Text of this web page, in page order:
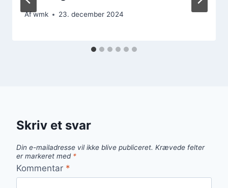
Afwmk 23. december 2024
Skriv et svar
Din e-mailadresse vil ikke blive publiceret. Krævede felter
er markeret med *
Kommentar *